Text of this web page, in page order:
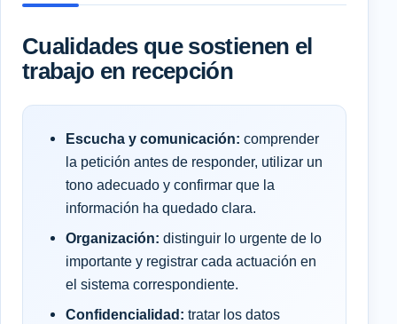
Cualidades que sostienen el
trabajo en recepción
Escucha y comunicación: comprender
la petición antes de responder, utilizar un
tono adecuado y confirmar que la
información ha quedado clara.
Organización: distinguir lo urgente de lo
importante y registrar cada actuación en
el sistema correspondiente.
Confidencialidad: tratar los datos